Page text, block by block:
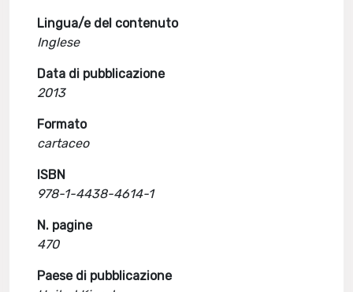
Lingua/e del contenuto
Inglese
Data di pubblicazione
2013
Formato
cartaceo
ISBN
978-1-4438-4614-1
N. pagine
470
Paese di pubblicazione